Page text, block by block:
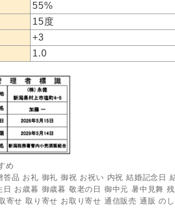
55%
15度
+3
1.0
め
答品 お礼 御礼 御祝 お祝い 内祝 結婚記念日
日 お歳暮 御歳暮 敬老の日 御中元 暑中見舞
寄せ 取り寄せ お取り寄せ 通信販売 通販 の